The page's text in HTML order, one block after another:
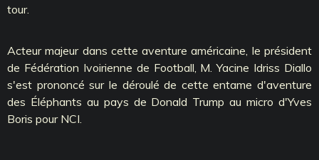
tour.
Acteur majeur dans cette aventure américaine, le président
de Fédération Ivoirienne de Football, M. Yacine Idriss Diallo
s'est prononcé sur le déroulé de cette entame d'aventure
des Éléphants au pays de Donald Trump au micro d'Yves
Boris pour NCI.